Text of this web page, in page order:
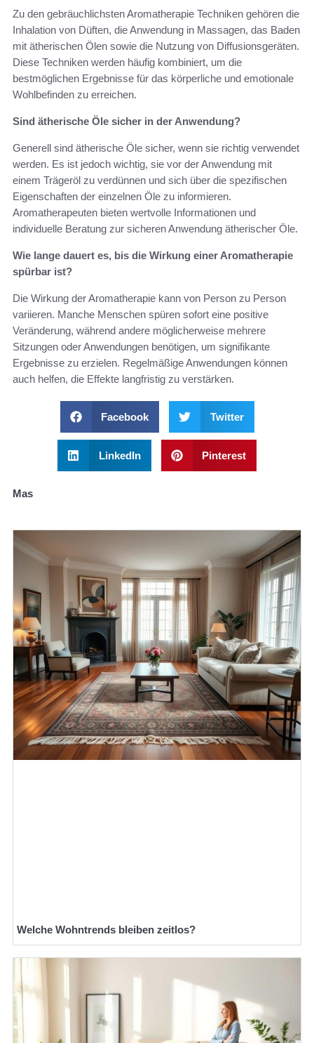
Zu den gebräuchlichsten Aromatherapie Techniken gehören die
Inhalation von Düften, die Anwendung in Massagen, das Baden
mit ätherischen Ölen sowie die Nutzung von Diffusionsgeräten.
Diese Techniken werden häufig kombiniert, um die
bestmöglichen Ergebnisse für das körperliche und emotionale
Wohlbefinden zu erreichen.
Sind ätherische Öle sicher in der Anwendung?
Generell sind ätherische Öle sicher, wenn sie richtig verwendet
werden. Es ist jedoch wichtig, sie vor der Anwendung mit
einem Trägeröl zu verdünnen und sich über die spezifischen
Eigenschaften der einzelnen Öle zu informieren.
Aromatherapeuten bieten wertvolle Informationen und
individuelle Beratung zur sicheren Anwendung ätherischer Öle.
Wie lange dauert es, bis die Wirkung einer Aromatherapie
spürbar ist?
Die Wirkung der Aromatherapie kann von Person zu Person
variieren. Manche Menschen spüren sofort eine positive
Veränderung, während andere möglicherweise mehrere
Sitzungen oder Anwendungen benötigen, um signifikante
Ergebnisse zu erzielen. Regelmäßige Anwendungen können
auch helfen, die Effekte langfristig zu verstärken.
Facebook Twitter
LinkedIn Pinterest
Mas
Welche Wohntrends bleiben zeitlos?